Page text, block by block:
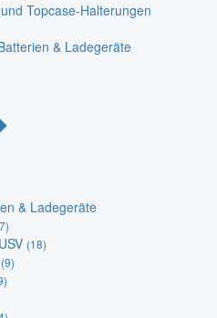
Topcase-Halterungen
& Ladegeräte
& Ladegeräte
(18)
(9)